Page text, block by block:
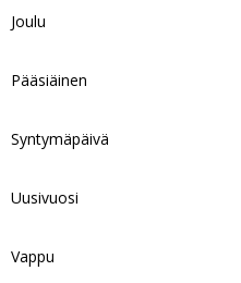
Joulu
Pääsiäinen
Syntymäpäivä
Uusivuosi
Vappu